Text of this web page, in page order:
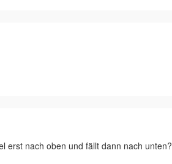
erst nach oben und fällt dann nach unten?